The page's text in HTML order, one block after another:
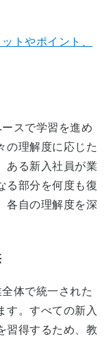
トやポイント、
スで学習を進め
の理解度に応じた
ある新入社員が業
る部分を何度も復
各自の理解度を深
体で統一された
す。すべての新入
習得するため、教